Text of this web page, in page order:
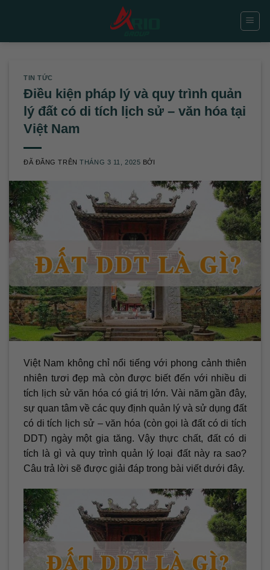
TIN TỨC
Điều kiện pháp lý và quy trình quản
lý đất có di tích lịch sử – văn hóa tại
Việt Nam
ĐÃ ĐĂNG TRÊNTHÁNG 3 11, 2025 BỞI
Việt Nam không chỉ nổi tiếng với phong cảnh thiên
nhiên tươi đẹp mà còn được biết đến với nhiều di
tích lịch sử văn hóa có giá trị lớn. Vài năm gần đây,
sự quan tâm về các quy định quản lý và sử dụng đất
có di tích lịch sử – văn hóa (còn gọi là đất có di tích
DDT) ngày một gia tăng. Vậy thực chất, đất có di
tích là gì và quy trình quản lý loại đất này ra sao?
Câu trả lời sẽ được giải đáp trong bài viết dưới đây.